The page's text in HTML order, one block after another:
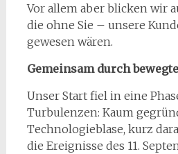
Vor allem aber blicken wir
die ohne Sie – unsere
gewesen wären.
Gemeinsam durch
Unser Start fiel in eine
Turbulenzen: Kaum
Technologieblase, kurz
die Ereignisse des 11.